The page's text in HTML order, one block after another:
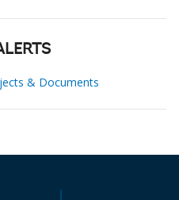
& Documents